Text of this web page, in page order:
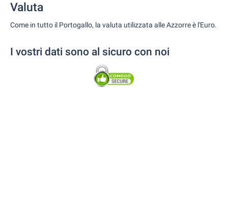
Valuta
Come in tutto il Portogallo, la valuta utilizzata alle Azzorre è l'Euro.
I vostri dati sono al sicuro con noi